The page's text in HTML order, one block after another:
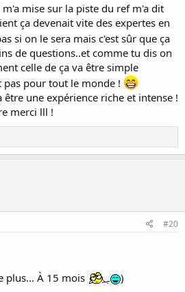
mise sur la piste du ref m'a dit
ça devenait vite des expertes en
si on le sera mais c'est sûr que ça
de questions..et comme tu dis on
celle de ça va être simple
pour tout le monde !
être une expérience riche et intense !
merci lll !
#20
plus... À 15 mois
)